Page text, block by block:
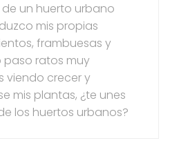
un huerto urbano
mis propias
frambuesas y
ratos muy
viendo crecer y
mis plantas, ¿te unes
los huertos urbanos?